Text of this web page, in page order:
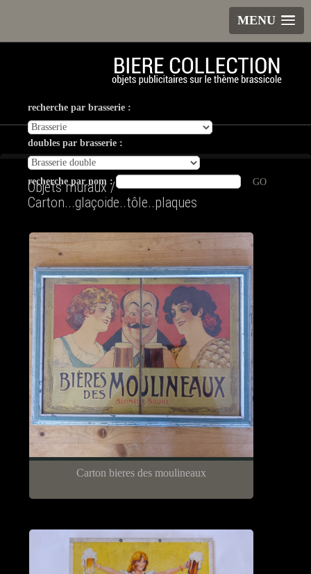
MENU
recherche par brasserie :
doubles par brasserie :
recherche par nom : GO
Objets muraux /
Carton...glaçoide..tôle..plaques
Carton bieres des moulineaux